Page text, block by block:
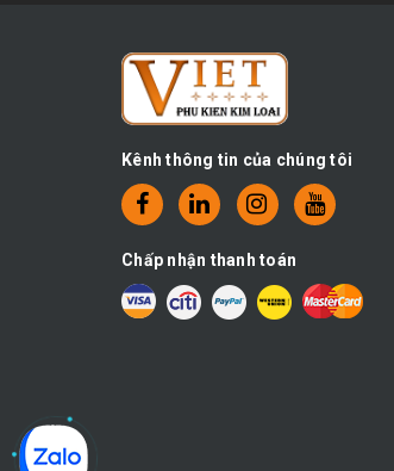
Kênh thông tin của chúng tôi
Chấp nhận thanh toán